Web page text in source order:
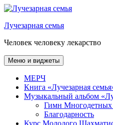
Перейти
содержимому
Лучезарная семья
Человек человеку лекарство
Меню и виджеты
МЕРЧ
Книга «Лучезарная
Музыкальный альбом
Гимн
Благодарность
Курс Молодого